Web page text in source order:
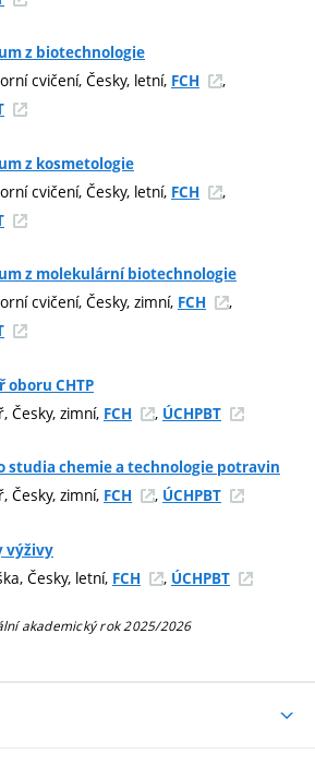
z biotechnologie
cvičení, Česky, letní, FCH ,
z kosmetologie
cvičení, Česky, letní, FCH ,
z molekulární biotechnologie
cvičení, Česky, zimní, FCH ,
oboru CHTP
Česky, zimní, FCH , ÚCHPBT
studia chemie a technologie potravin
Česky, zimní, FCH , ÚCHPBT
výživy
Česky, letní, FCH , ÚCHPBT
akademický rok 2025/2026